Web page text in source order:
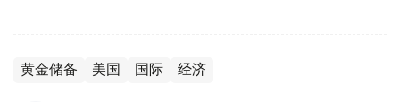
黄金储备 美国 国际 经济